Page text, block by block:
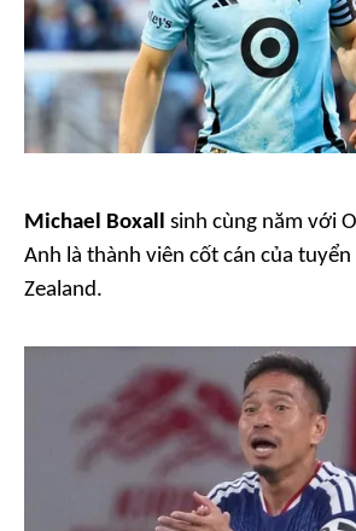
Michael Boxall sinh cùng năm với
Anh là thành viên cốt cán của
Zealand.